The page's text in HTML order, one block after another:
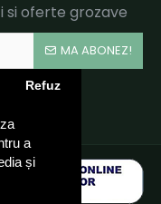
a
și
Refuz
oferte grozave
MA ABONEZ!